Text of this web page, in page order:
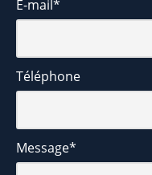
E-mail*
Téléphone
Message*